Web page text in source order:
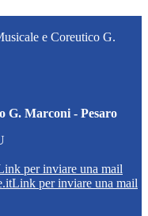
e Coreutico G.
G. Marconi - Pesaro
per inviare una mail
Link per inviare una mail